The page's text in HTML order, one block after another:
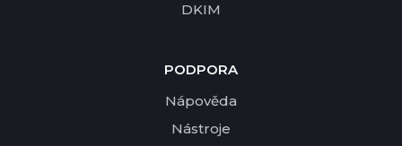
DKIM
PODPORA
Nápověda
Nástroje